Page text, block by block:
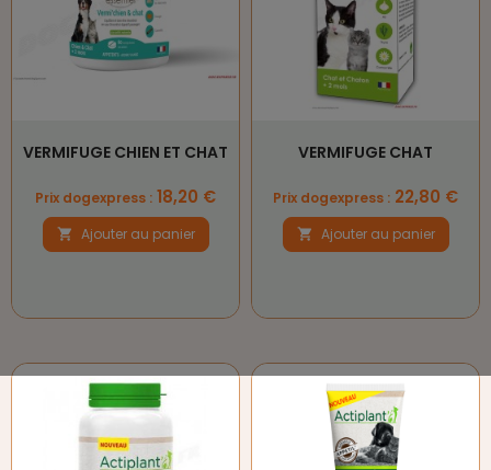
VERMIFUGE CHIEN ET CHAT
Prix
Prix dogexpress : 18,20 €
 Ajouter au panier
VERMIFUGE CHAT
Prix
Prix dogexpress : 22,80 €
 Ajouter au panier